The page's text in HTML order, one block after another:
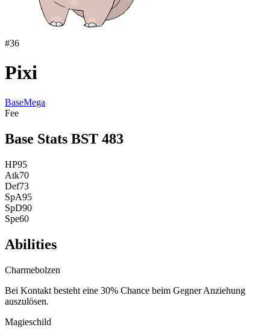
#36
Pixi
BaseMega
Fee
Base Stats BST 483
HP95
Atk70
Def73
SpA95
SpD90
Spe60
Abilities
Charmebolzen
Bei Kontakt besteht eine 30% Chance beim Gegner Anziehung
auszulösen.
Magieschild